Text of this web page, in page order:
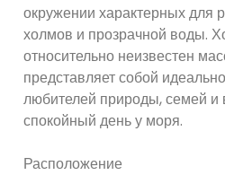
окружении характерных для
холмов и прозрачной воды.
относительно неизвестен
представляет собой
любителей природы, семей и
спокойный день у моря.
Расположение